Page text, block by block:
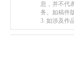
息，并不代
务。如稿件
3. 如涉及作